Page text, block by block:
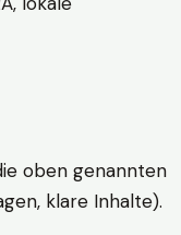
oben genannten
klare Inhalte).